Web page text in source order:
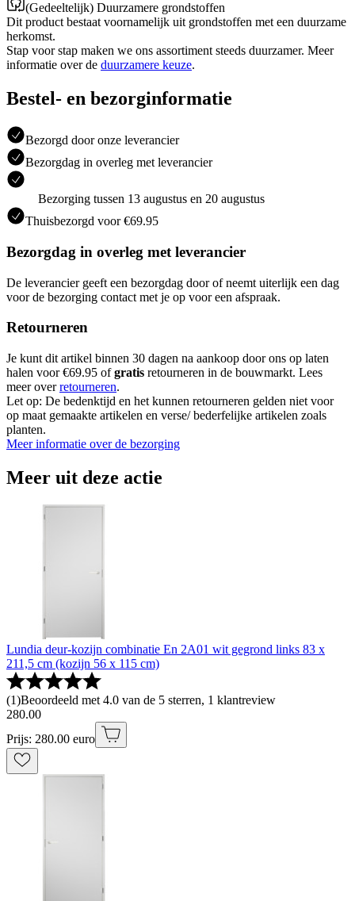
(Gedeeltelijk) Duurzamere grondstoffen
Dit product bestaat voornamelijk uit grondstoffen met een duurzame
herkomst.
Stap voor stap maken we ons assortiment steeds duurzamer. Meer
informatie over de duurzamere keuze.
Bestel- en bezorginformatie
Bezorgd door onze leverancier
Bezorgdag in overleg met leverancier
Bezorging tussen 13 augustus en 20 augustus
Thuisbezorgd voor €69.95
Bezorgdag in overleg met leverancier
De leverancier geeft een bezorgdag door of neemt uiterlijk een dag
voor de bezorging contact met je op voor een afspraak.
Retourneren
Je kunt dit artikel binnen 30 dagen na aankoop door ons op laten
halen voor €69.95 ofgratis retourneren in de bouwmarkt. Lees
meer overretourneren.
Let op: De bedenktijd en het kunnen retourneren gelden niet voor
op maat gemaakte artikelen en verse/ bederfelijke artikelen zoals
planten.
Meer informatie over de bezorging
Meer uit deze actie
Lundia deur-kozijn combinatie En 2A01 wit gegrond links 83 x
211,5 cm (kozijn 56 x 115 cm)
(1)Beoordeeld met 4.0 van de 5 sterren, 1 klantreview
280.00
Prijs: 280.00 euro